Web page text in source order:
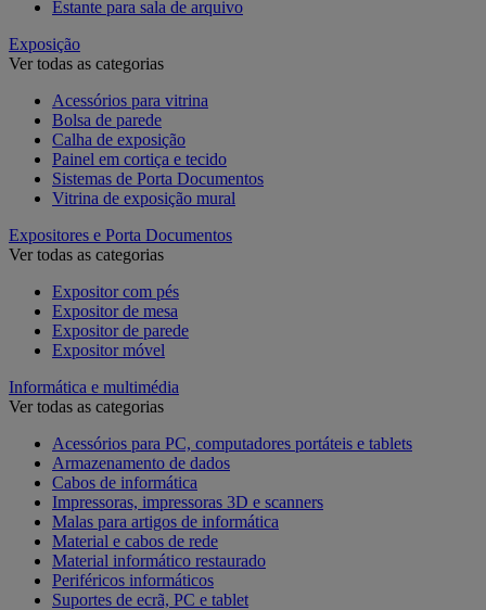
Estante para sala de arquivo
Exposição
Ver todas as categorias
Acessórios para vitrina
Bolsa de parede
Calha de exposição
Painel em cortiça e tecido
Sistemas de Porta Documentos
Vitrina de exposição mural
Expositores e Porta Documentos
Ver todas as categorias
Expositor com pés
Expositor de mesa
Expositor de parede
Expositor móvel
Informática e multimédia
Ver todas as categorias
Acessórios para PC, computadores portáteis e tablets
Armazenamento de dados
Cabos de informática
Impressoras, impressoras 3D e scanners
Malas para artigos de informática
Material e cabos de rede
Material informático restaurado
Periféricos informáticos
Suportes de ecrã, PC e tablet